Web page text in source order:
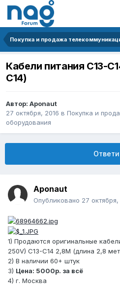
Кабели питания C13-
C14)
Автор: Aponaut
27 октября, 2016 в Покупка и
оборудования
Aponaut
Опубликовано 27 октября,
1) Продаются оригинальные
250V) C13-C14 2,8М (длина 2,8
2) В наличии 60+ штук
3) Цена: 5000р. за всё
4) г. Москва